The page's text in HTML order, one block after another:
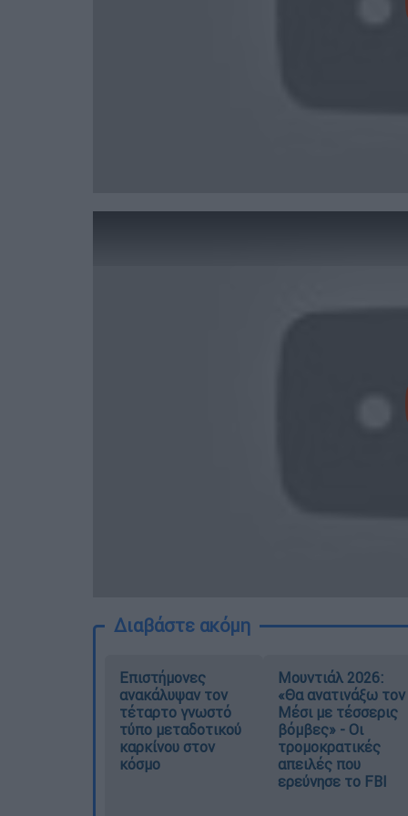
Διαβάστε ακόμη
Επιστήμονες
ανακάλυψαν τον
τέταρτο γνωστό
τύπο μεταδοτικού
καρκίνου στον
κόσμο
Μουντιάλ 2026:
«Θα ανατινάξω τον
Μέσι με τέσσερις
βόμβες» - Οι
τρομοκρατικές
απειλές που
ερεύνησε το FBI